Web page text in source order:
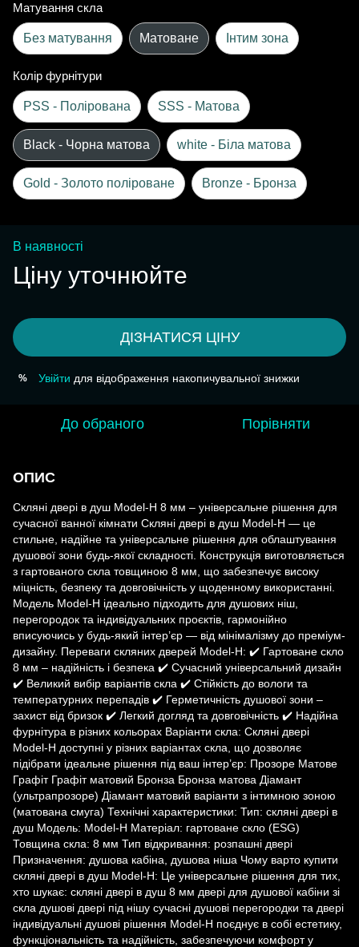
Матування скла
Без матування Матоване Інтим зона
Колір фурнітури
PSS - Полірована SSS - Матова
Black - Чорна матова white - Біла матова
Gold - Золото поліроване Bronze - Бронза
В наявності
Ціну уточнюйте
ДІЗНАТИСЯ ЦІНУ
% Увійти для відображення накопичувальної знижки
До обраного Порівняти
ОПИС
Скляні двері в душ Model-H 8 мм – універсальне рішення для
сучасної ванної кімнати Скляні двері в душ Model-H — це
стильне, надійне та універсальне рішення для облаштування
душової зони будь-якої складності. Конструкція виготовляється
з гартованого скла товщиною 8 мм, що забезпечує високу
міцність, безпеку та довговічність у щоденному використанні.
Модель Model-H ідеально підходить для душових ніш,
перегородок та індивідуальних проєктів, гармонійно
вписуючись у будь-який інтер’єр — від мінімалізму до преміум-
дизайну. Переваги скляних дверей Model-H: ✔️ Гартоване скло
8 мм – надійність і безпека ✔️ Сучасний універсальний дизайн
✔️ Великий вибір варіантів скла ✔️ Стійкість до вологи та
температурних перепадів ✔️ Герметичність душової зони –
захист від бризок ✔️ Легкий догляд та довговічність ✔️ Надійна
фурнітура в різних кольорах Варіанти скла: Скляні двері
Model-H доступні у різних варіантах скла, що дозволяє
підібрати ідеальне рішення під ваш інтер’єр: Прозоре Матове
Графіт Графіт матовий Бронза Бронза матова Діамант
(ультрапрозоре) Діамант матовий варіанти з інтимною зоною
(матована смуга) Технічні характеристики: Тип: скляні двері в
душ Модель: Model-H Матеріал: гартоване скло (ESG)
Товщина скла: 8 мм Тип відкривання: розпашні двері
Призначення: душова кабіна, душова ніша Чому варто купити
скляні двері в душ Model-H: Це універсальне рішення для тих,
хто шукає: скляні двері в душ 8 мм двері для душової кабіни зі
скла душові двері під нішу сучасні душові перегородки та двері
індивідуальні душові рішення Model-H поєднує в собі естетику,
функціональність та надійність, забезпечуючи комфорт у